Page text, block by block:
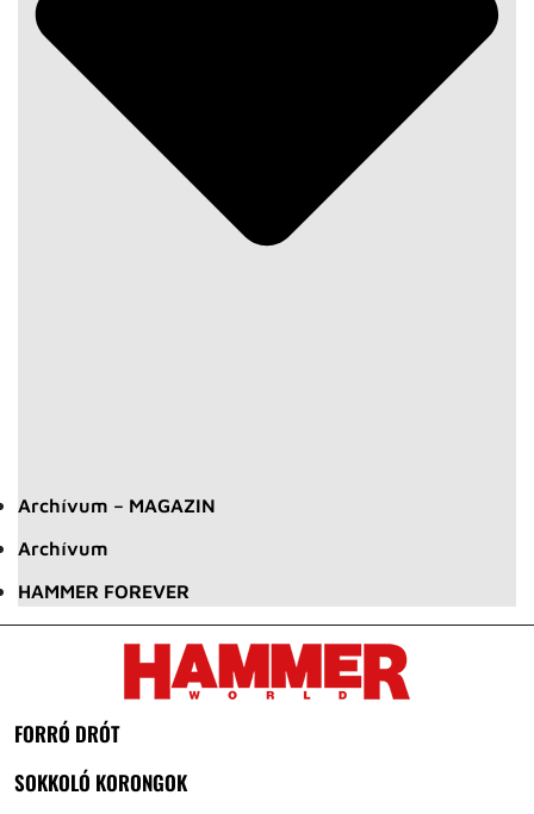
Archívum – MAGAZIN
Archívum
HAMMER FOREVER
FORRÓ DRÓT
SOKKOLÓ KORONGOK